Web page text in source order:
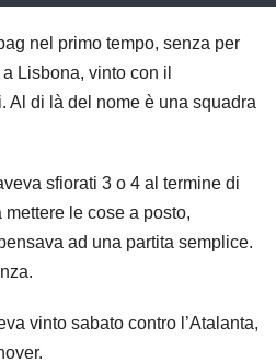
nel primo tempo, senza per
Lisbona, vinto con il
Al di là del nome è una squadra
sfiorati 3 o 4 al termine di
le cose a posto,
ad una partita semplice.
vinto sabato contro l’Atalanta,